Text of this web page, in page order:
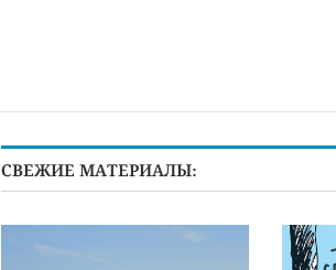
СВЕЖИЕ МАТЕРИАЛЫ: